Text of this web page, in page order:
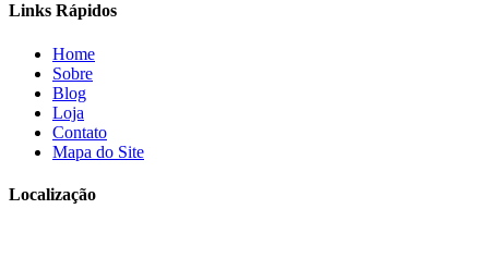
Links Rápidos
Home
Sobre
Blog
Loja
Contato
Mapa do Site
Localização